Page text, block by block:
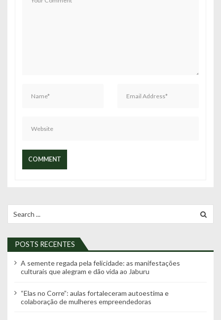
for:
POSTS RECENTES
A semente regada pela felicidade: as manifestações
culturais que alegram e dão vida ao Jaburu
“Elas no Corre”: aulas fortaleceram autoestima e
colaboração de mulheres empreendedoras